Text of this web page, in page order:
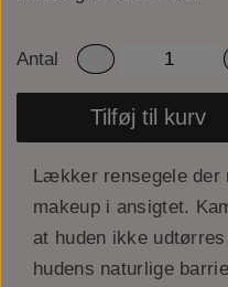
Antal
Tilføj til kurv
Lækker rensegele der
makeup i ansigtet.
at huden ikke
hudens naturlige